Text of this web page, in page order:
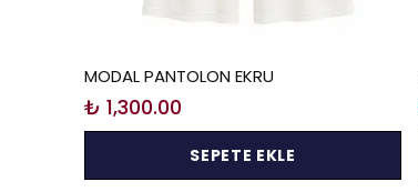
MODAL PANTOLON EKRU
₺ 1,300.00
SEPETE EKLE